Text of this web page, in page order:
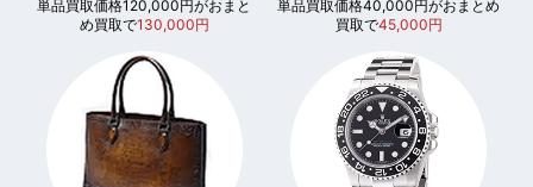
単品買取価格120,000円がおまと
め買取で130,000円
単品買取価格40,000円がおまとめ
買取で45,000円